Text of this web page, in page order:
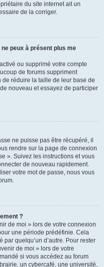
du site internet ait un
de la corriger.
peux à présent plus me
ou supprimé votre compte
de forums suppriment
réduire la taille de leur base de
nouveau et essayez de participer
ne puisse pas être récupéré, il
rendre sur la page de connexion
». Suivez les instructions et vous
de nouveau rapidement.
votre mot de passe, nous vous
?
de moi » lors de votre connexion
une période prédéfinie. Cela
par quelqu’un d’autre. Pour rester
de moi » lors de votre
si vous accédez au forum
un cybercafé, une université,